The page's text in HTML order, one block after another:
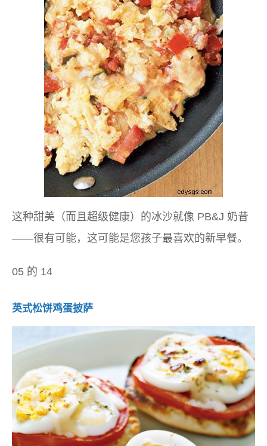
这种甜美（而且超级健康）的冰沙就像 PB&J 奶昔
——很有可能，这可能是您孩子最喜欢的新早餐。
05 的 14
英式松饼鸡蛋披萨